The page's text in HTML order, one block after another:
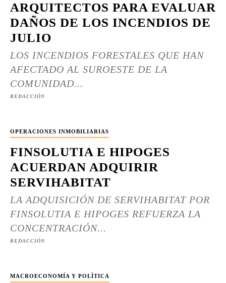
ARQUITECTOS PARA EVALUAR
DAÑOS DE LOS INCENDIOS DE
JULIO
LOS INCENDIOS FORESTALES QUE HAN
AFECTADO AL SUROESTE DE LA
COMUNIDAD...
REDACCIÓN
OPERACIONES INMOBILIARIAS
FINSOLUTIA E HIPOGES
ACUERDAN ADQUIRIR
SERVIHABITAT
LA ADQUISICIÓN DE SERVIHABITAT POR
FINSOLUTIA E HIPOGES REFUERZA LA
CONCENTRACIÓN...
REDACCIÓN
MACROECONOMÍA Y POLÍTICA